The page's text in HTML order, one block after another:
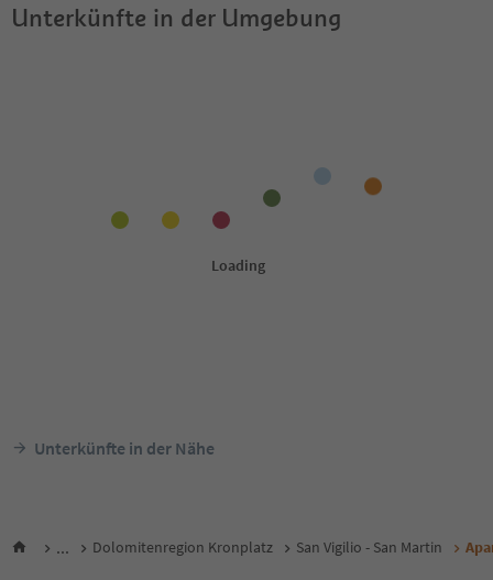
Unterkünfte in der Umgebung
Unterkünfte in der Nähe
... Dolomitenregion Kronplatz San Vigilio - San Martin